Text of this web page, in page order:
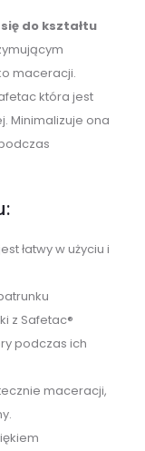
do kształtu
maceracji.
która jest
Minimalizuje ona
łatwy w użyciu i
z Safetac®
podczas ich
maceracji,